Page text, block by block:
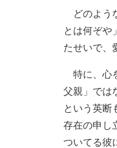
どのよう
とは何ぞや
たせいで、
特に、心
父親」では
という英断
存在の申し
ついてる彼